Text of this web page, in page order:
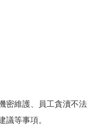
密維護、員工貪瀆不法
議等事項。